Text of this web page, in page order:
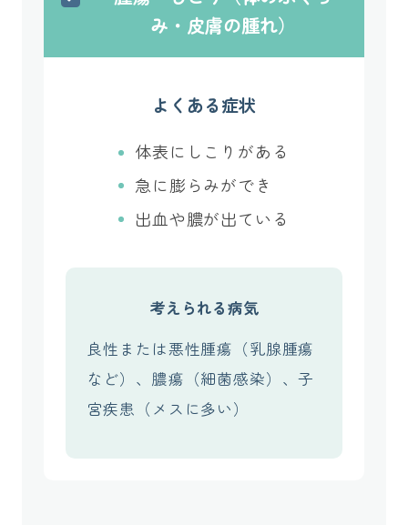
み・皮膚の腫れ）
よくある症状
体表にしこりがある
急に膨らみができ
出血や膿が出ている
考えられる病気
良性または悪性腫瘍（乳腺腫瘍
など）、膿瘍（細菌感染）、子
宮疾患（メスに多い）